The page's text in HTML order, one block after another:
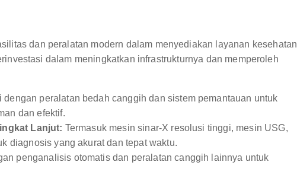
dan peralatan modern dalam menyediakan layanan kesehatan
dalam meningkatkan infrastrukturnya dan memperoleh
dengan peralatan bedah canggih dan sistem pemantauan untuk
dan efektif.
Lanjut: Termasuk mesin sinar-X resolusi tinggi, mesin USG,
diagnosis yang akurat dan tepat waktu.
penganalisis otomatis dan peralatan canggih lainnya untuk